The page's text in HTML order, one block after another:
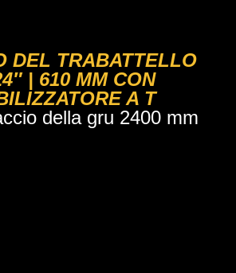
DEL TRABATTELLO
| 610 MM CON
A T
della gru 2400 mm